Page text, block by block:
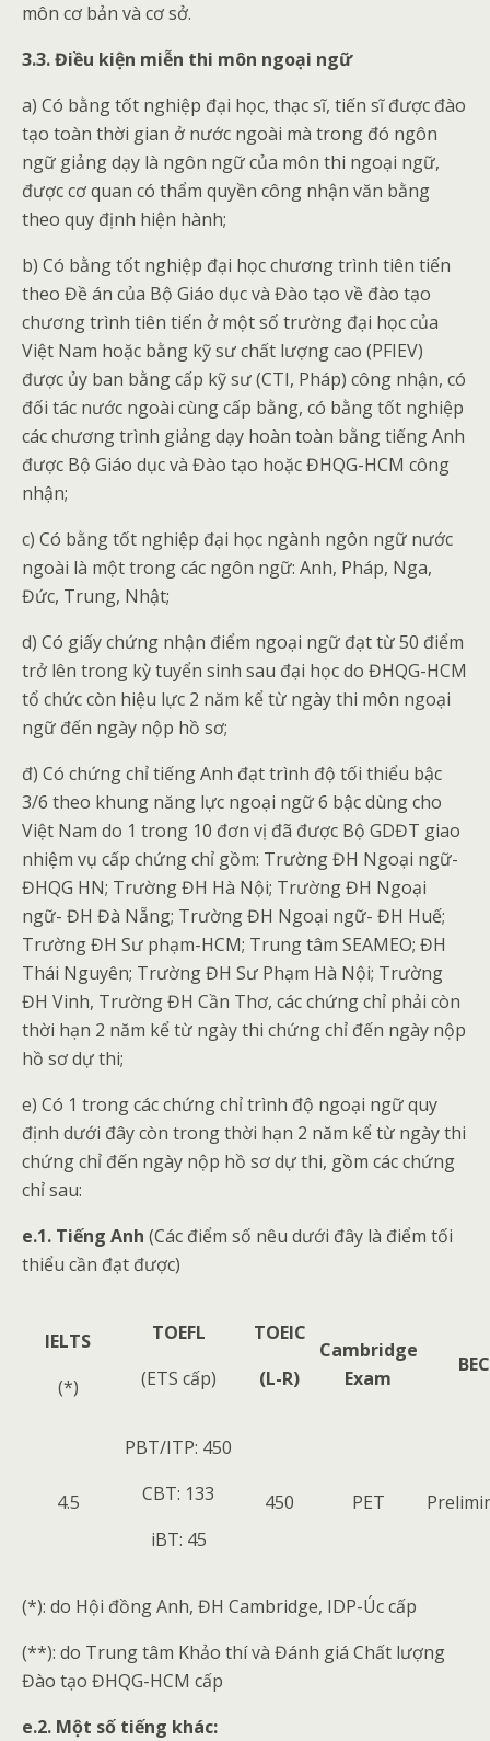
môn cơ bản và cơ sở.
3.3.Điều kiện miễn thi môn ngoại ngữ
a) Có bằng tốt nghiệp đại học, thạc sĩ, tiến sĩ được đào
tạo toàn thời gian ở nước ngoài mà trong đó ngôn
ngữ giảng dạy là ngôn ngữ của môn thi ngoại ngữ,
được cơ quan có thẩm quyền công nhận văn bằng
theo quy định hiện hành;
b) Có bằng tốt nghiệp đại học chương trình tiên tiến
theo Đề án của Bộ Giáo dục và Đào tạo về đào tạo
chương trình tiên tiến ở một số trường đại học của
Việt Nam hoặc bằng kỹ sư chất lượng cao (PFIEV)
được ủy ban bằng cấp kỹ sư (CTI, Pháp) công nhận, có
đối tác nước ngoài cùng cấp bằng, có bằng tốt nghiệp
các chương trình giảng dạy hoàn toàn bằng tiếng Anh
được Bộ Giáo dục và Đào tạo hoặc ĐHQG-HCM công
nhận;
c) Có bằng tốt nghiệp đại học ngành ngôn ngữ nước
ngoài là một trong các ngôn ngữ: Anh, Pháp, Nga,
Đức, Trung, Nhật;
d) Có giấy chứng nhận điểm ngoại ngữ đạt từ 50 điểm
trở lên trong kỳ tuyển sinh sau đại học do ĐHQG-HCM
tổ chức còn hiệu lực 2 năm kể từ ngày thi môn ngoại
ngữ đến ngày nộp hồ sơ;
đ) Có chứng chỉ tiếng Anh đạt trình độ tối thiểu bậc
3/6 theo khung năng lực ngoại ngữ 6 bậc dùng cho
Việt Nam do 1 trong 10 đơn vị đã được Bộ GDĐT giao
nhiệm vụ cấp chứng chỉ gồm: Trường ĐH Ngoại ngữ-
ĐHQG HN; Trường ĐH Hà Nội; Trường ĐH Ngoại
ngữ- ĐH Đà Nẵng; Trường ĐH Ngoại ngữ- ĐH Huế;
Trường ĐH Sư phạm-HCM; Trung tâm SEAMEO; ĐH
Thái Nguyên; Trường ĐH Sư Phạm Hà Nội; Trường
ĐH Vinh, Trường ĐH Cần Thơ, các chứng chỉ phải còn
thời hạn 2 năm kể từ ngày thi chứng chỉ đến ngày nộp
hồ sơ dự thi;
e) Có 1 trong các chứng chỉ trình độ ngoại ngữ quy
định dưới đây còn trong thời hạn 2 năm kể từ ngày thi
chứng chỉ đến ngày nộp hồ sơ dự thi, gồm các chứng
chỉ sau:
e.1. Tiếng Anh (Các điểm số nêu dưới đây là điểm tối
thiểu cần đạt được)
IELTS
(*)
TOEFL
(ETS cấp)
TOEIC
(L-R)
Cambridge
Exam
BEC
4.5
PBT/ITP: 450
CBT: 133
iBT: 45
450 PET
(*): do Hội đồng Anh, ĐH Cambridge, IDP-Úc cấp
(**): do Trung tâm Khảo thí và Đánh giá Chất lượng
Đào tạo ĐHQG-HCM cấp
e.2. Một số tiếng khác: